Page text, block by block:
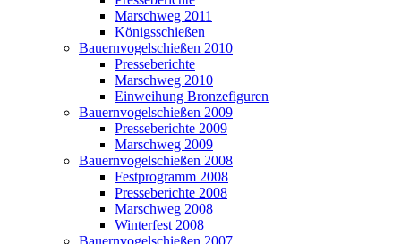
Marschweg 2011
Königsschießen
Bauernvogelschießen 2010
Presseberichte
Marschweg 2010
Einweihung Bronzefiguren
Bauernvogelschießen 2009
Presseberichte 2009
Marschweg 2009
Bauernvogelschießen 2008
Festprogramm 2008
Presseberichte 2008
Marschweg 2008
Winterfest 2008